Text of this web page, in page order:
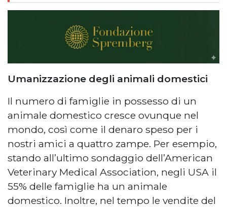
Umanizzazione degli animali domestici
Il numero di famiglie in possesso di un
animale domestico cresce ovunque nel
mondo, così come il denaro speso per i
nostri amici a quattro zampe. Per esempio,
stando all’ultimo sondaggio dell’American
Veterinary Medical Association, negli USA il
55% delle famiglie ha un animale
domestico. Inoltre, nel tempo le vendite del